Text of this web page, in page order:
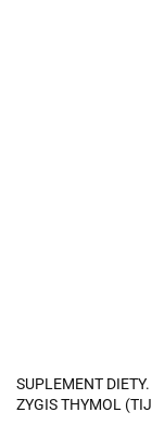
SUPLEMENT
ZYGIS THYMOL